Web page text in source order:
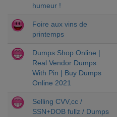
humeur !
Foire aux vins de
printemps
Dumps Shop Online |
Real Vendor Dumps
With Pin | Buy Dumps
Online 2021
Selling CVV,cc /
SSN+DOB fullz / Dumps